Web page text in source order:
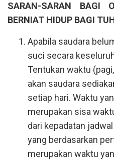
SARAN-SARAN BAGI
BERNIAT HIDUP BAGI
Apabila saudara
suci secara
Tentukan waktu
akan saudara
setiap hari. Waktu
merupakan sisa
dari kepadatan
yang berdasarkan
merupakan waktu